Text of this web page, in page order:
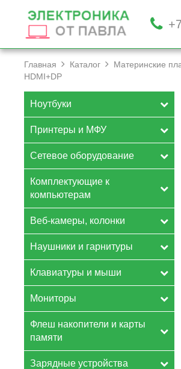
Главная Каталог Материнские
HDMI+­DP
Ноутбуки
Принтеры и МФУ
Сетевое оборудование
Комплектующие к
компьютерам
Веб-камеры, колонки
Наушники и гарнитуры
Клавиатуры и мыши
Мониторы
Флеш накопители и карты
памяти
Зарядные устройства